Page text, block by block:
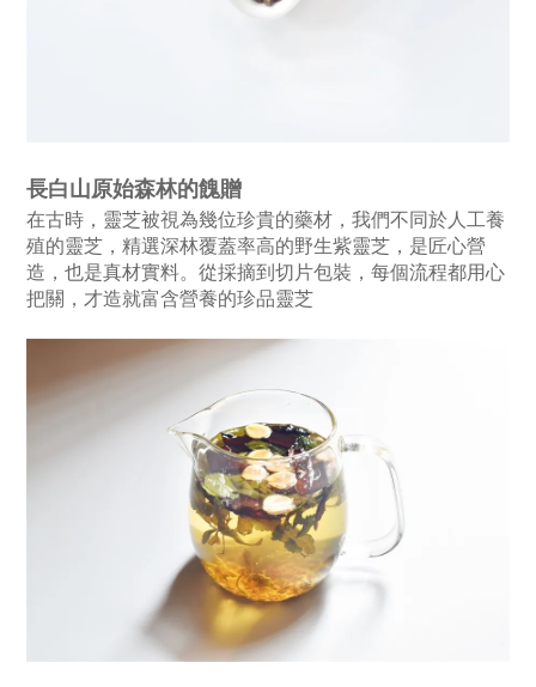
長白山原始森林的餽贈
在古時，靈芝被視為幾位珍貴的藥材，我們不同於人工養
殖的靈芝，精選深林覆蓋率高的野生紫靈芝，是匠心營
造，也是真材實料。從採摘到切片包裝，每個流程都用心
把關，才造就富含營養的珍品靈芝